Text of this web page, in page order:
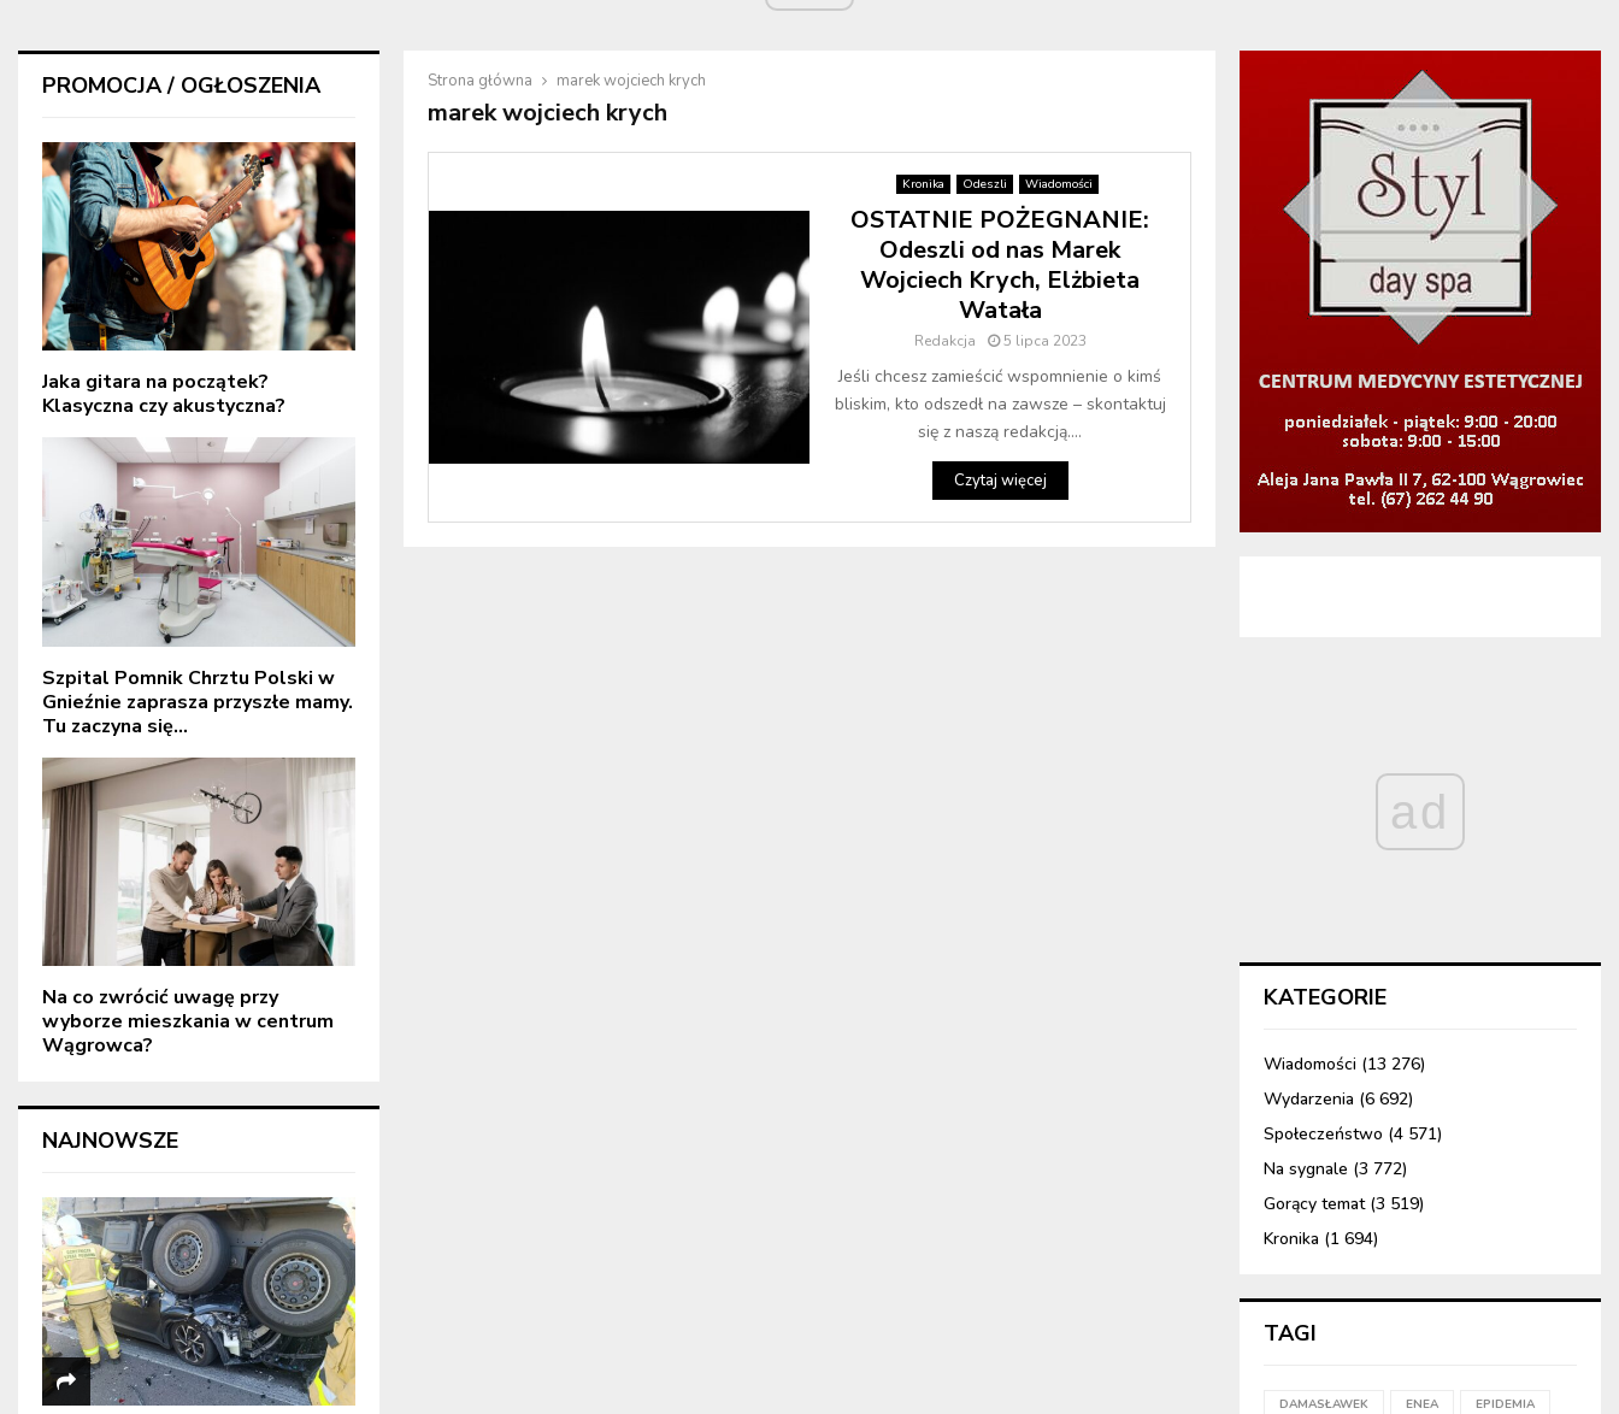
Strona główna marek wojciech krych
marek wojciech krych
Kronika Odeszli Wiadomości
OSTATNIE POŻEGNANIE:
Odeszli od nas Marek
Wojciech Krych, Elżbieta
Watała
Redakcja 5 lipca 2023
Jeśli chcesz zamieścić wspomnienie o kimś
bliskim, kto odszedł na zawsze – skontaktuj
się z naszą redakcją....
Czytaj więcej
PROMOCJA / OGŁOSZENIA
Jaka gitara na początek?
Klasyczna czy akustyczna?
Szpital Pomnik Chrztu Polski w
Gnieźnie zaprasza przyszłe mamy.
Tu zaczyna się...
Na co zwrócić uwagę przy
wyborze mieszkania w centrum
Wągrowca?
NAJNOWSZE
ad
KATEGORIE
Wiadomości (13 276)
Wydarzenia (6 692)
Społeczeństwo (4 571)
Na sygnale (3 772)
Gorący temat(3 519)
Kronika (1 694)
TAGI
DAMASŁAWEK ENEA EPIDEMIA